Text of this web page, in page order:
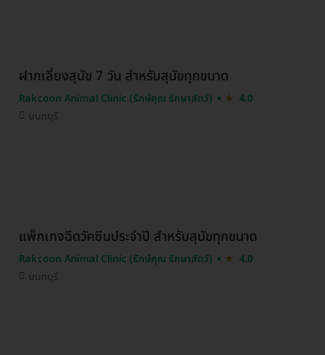
ฝากเลี้ยงสุนัข 7 วัน สำหรับสุนัขทุกขนาด
Rakcoon Animal Clinic (รักษ์คุณ รักษาสัตว์)
4.0
นนทบุรี
แพ็กเกจฉีดวัคซีนประจำปี สำหรับสุนัขทุกขนาด
Rakcoon Animal Clinic (รักษ์คุณ รักษาสัตว์)
4.0
นนทบุรี